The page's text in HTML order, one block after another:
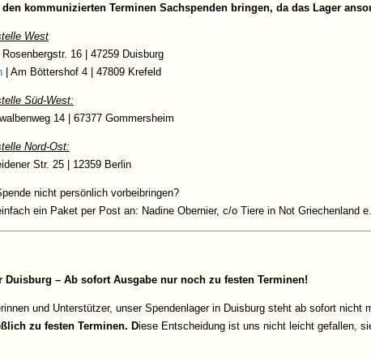
kommunizierten Terminen Sachspenden bringen, da das Lager
West
16 | 47259 Duisburg
| Am Böttershof 4 | 47809 Krefeld
Süd-West:
14 | 67377 Gommersheim
Nord-Ost:
Str. 25 | 12359 Berlin
nicht persönlich vorbeibringen?
ein Paket per Post an: Nadine Obernier, c/o Tiere in Not Griechenland
Duisburg – Ab sofort Ausgabe nur noch zu festen Terminen!
und Unterstützer, unser Spendenlager in Duisburg steht ab sofort
zu festen Terminen. Diese Entscheidung ist uns nicht leicht gefallen,